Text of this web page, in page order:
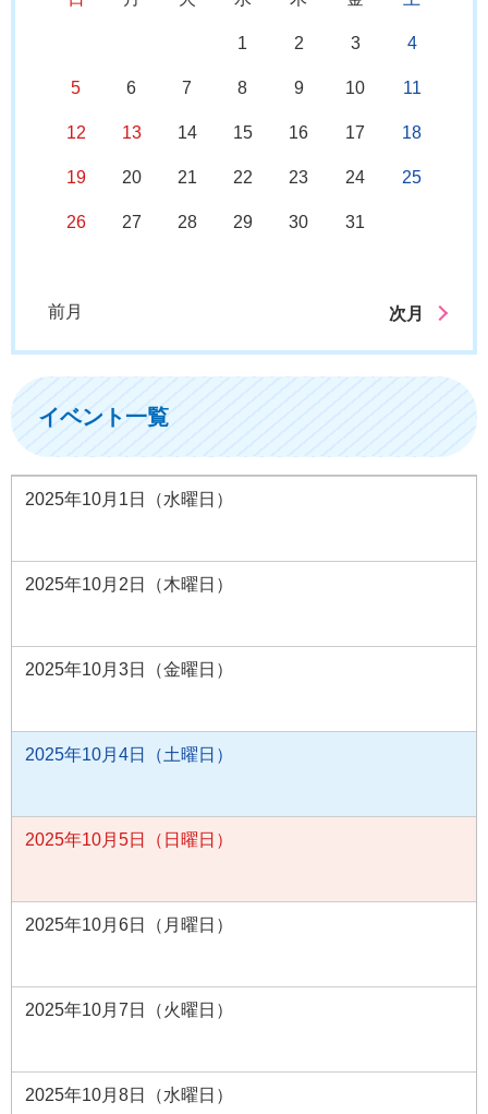
1 2 3 4
5 6 7 8 9 10 11
12 13 14 15 16 17 18
19 20 21 22 23 24 25
26 27 28 29 30 31
前月 次月
イベント一覧
2025年10月1日（水曜日）
2025年10月2日（木曜日）
2025年10月3日（金曜日）
2025年10月4日（土曜日）
2025年10月5日（日曜日）
2025年10月6日（月曜日）
2025年10月7日（火曜日）
2025年10月8日（水曜日）